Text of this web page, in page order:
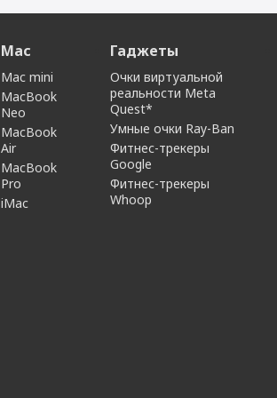
f/1.8
Пятилинзовый
Светодиодная (True Tone)
12
Mac
Mac mini
MacBook
Neo
MacBook
Air
MacBook
Pro
iMac
Гаджеты
Очки виртуальной
реальности Meta
Quest*
Умные очки Ray-Ban
Фитнес-трекеры
Google
Фитнес-трекеры
Whoop